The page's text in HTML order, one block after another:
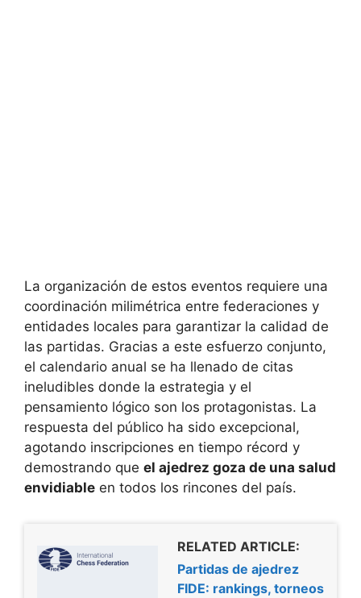
La organización de estos eventos requiere una
coordinación milimétrica entre federaciones y
entidades locales para garantizar la calidad de
las partidas. Gracias a este esfuerzo conjunto,
el calendario anual se ha llenado de citas
ineludibles donde la estrategia y el
pensamiento lógico son los protagonistas. La
respuesta del público ha sido excepcional,
agotando inscripciones en tiempo récord y
demostrando que el ajedrez goza de una salud
envidiable en todos los rincones del país.
RELATED ARTICLE:
Partidas de ajedrez
FIDE: rankings, torneos